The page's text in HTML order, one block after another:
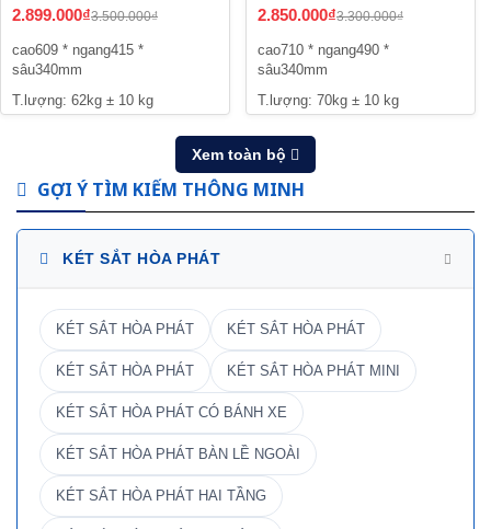
2.899.000₫3.500.000₫
cao609 * ngang415 *
sâu340mm
T.lượng: 62kg ± 10 kg
2.850.000₫3.300.000₫
cao710 * ngang490 *
sâu340mm
T.lượng: 70kg ± 10 kg
Xem toàn bộ
GỢI Ý TÌM KIẾM THÔNG MINH
KÉT SẮT HÒA PHÁT
KÉT SẮT HÒA PHÁT KÉT SẮT HÒA PHÁT
KÉT SẮT HÒA PHÁT KÉT SẮT HÒA PHÁT MINI
KÉT SẮT HÒA PHÁT CÓ BÁNH XE
KÉT SẮT HÒA PHÁT BÀN LỀ NGOÀI
KÉT SẮT HÒA PHÁT HAI TẦNG